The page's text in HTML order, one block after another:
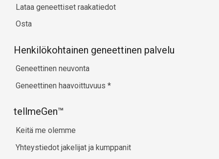
Lataa geneettiset raakatiedot
Osta
Henkilökohtainen geneettinen palvelu
Geneettinen neuvonta
Geneettinen haavoittuvuus *
tellmeGen™
Keitä me olemme
Yhteystiedot jakelijat ja kumppanit